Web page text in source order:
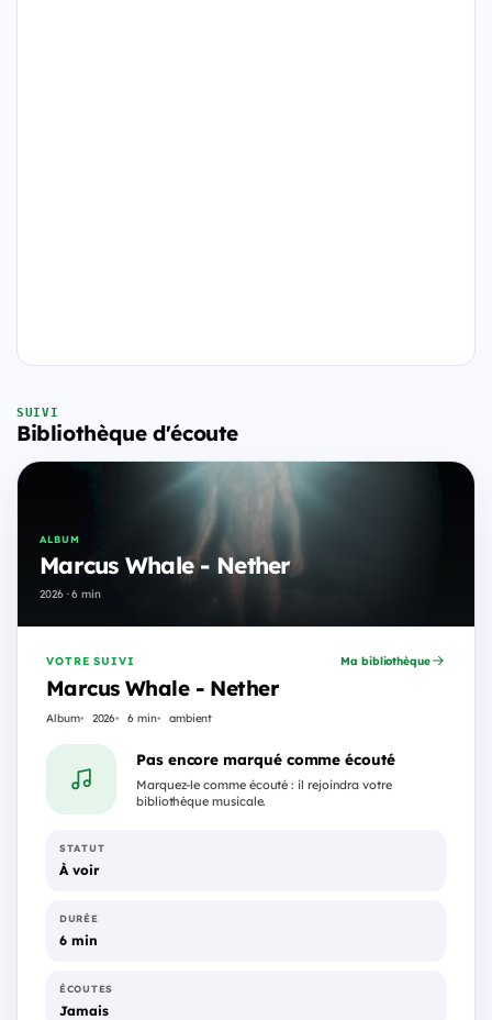
SUIVI
Bibliothèque d'écoute
ALBUM
Marcus Whale - Nether
2026 · 6 min
VOTRE SUIVI
Marcus Whale - Nether
Album 2026 6 min ambient
Ma bibliothèque
Pas encore marqué comme écouté
Marquez-le comme écouté : il rejoindra votre
bibliothèque musicale.
STATUT
À voir
DURÉE
6 min
ÉCOUTES
Jamais